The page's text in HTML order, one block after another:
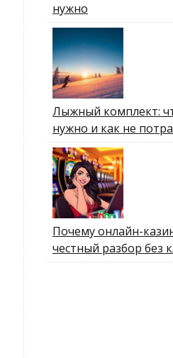
нужно
Лыжный комплект:
нужно и как не
Почему онлайн-
честный разбор без